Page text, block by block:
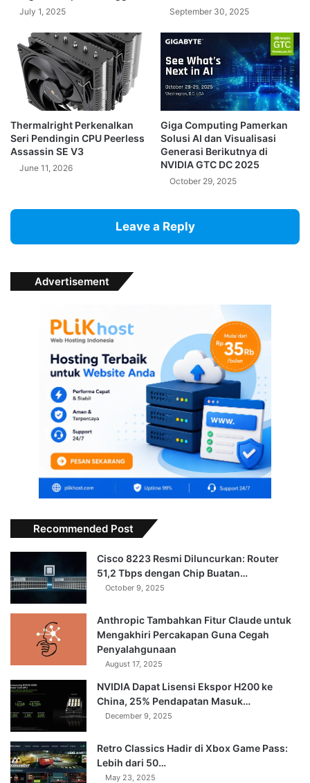
July 1, 2025 September 30, 2025
Thermalright Perkenalkan
Seri Pendingin CPU Peerless
Assassin SE V3
June 11, 2026
Giga Computing Pamerkan
Solusi AI dan Visualisasi
Generasi Berikutnya di
NVIDIA GTC DC 2025
October 29, 2025
Leave a Reply
Advertisement
Recommended Post
Cisco 8223 Resmi Diluncurkan: Router
51,2 Tbps dengan Chip Buatan…
October 9, 2025
Anthropic Tambahkan Fitur Claude untuk
Mengakhiri Percakapan Guna Cegah
Penyalahgunaan
August 17, 2025
NVIDIA Dapat Lisensi Ekspor H200 ke
China, 25% Pendapatan Masuk…
December 9, 2025
Retro Classics Hadir di Xbox Game Pass:
Lebih dari 50…
May 23, 2025